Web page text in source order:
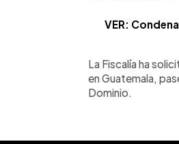
VER:
La Fiscalía ha
en Guatemala,
Dominio.